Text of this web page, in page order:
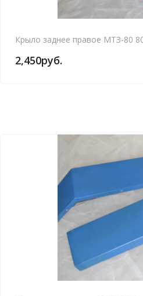
Крыло заднее правое МТЗ-80
2,450руб.